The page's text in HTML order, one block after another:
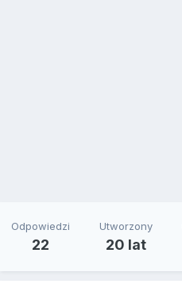
Odpowiedzi
22
Utworzony
20 lat